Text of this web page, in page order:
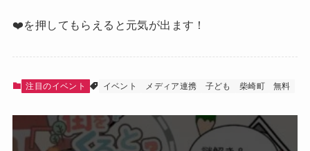
❤️を押してもらえると元気が出ます！
注目のイベント イベント メディア連携 子ども 柴崎町 無料